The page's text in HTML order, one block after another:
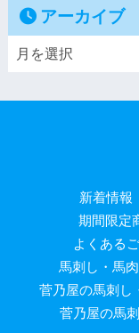
アーカイブ
新着情報
期間限定
よくある
馬刺し・馬
菅乃屋の馬刺し
菅乃屋の馬